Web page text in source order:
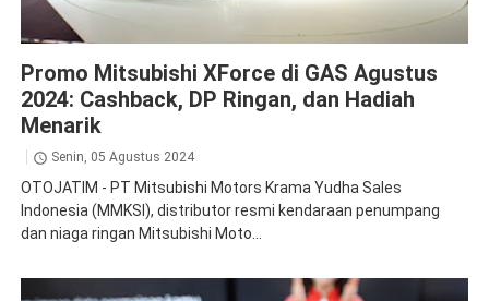
Promo Mitsubishi XForce di GAS Agustus
2024: Cashback, DP Ringan, dan Hadiah
Menarik
Senin, 05 Agustus 2024
OTOJATIM - PT Mitsubishi Motors Krama Yudha Sales
Indonesia (MMKSI), distributor resmi kendaraan penumpang
dan niaga ringan Mitsubishi Moto...